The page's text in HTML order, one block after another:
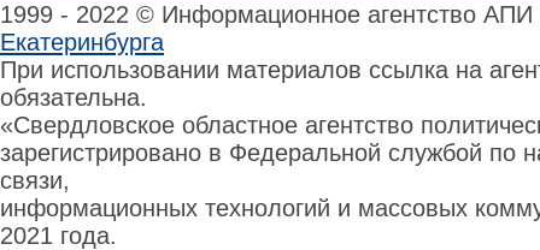
1999 - 2022 © Информационное агентство
Екатеринбурга
При использовании материалов ссылка на
обязательна.
«Свердловское областное агентство
зарегистрировано в Федеральной службой по
связи,
информационных технологий и массовых
2021 года.